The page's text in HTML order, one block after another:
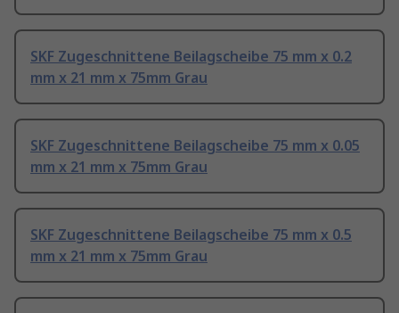
SKF Zugeschnittene Beilagscheibe 75 mm x 0.2
mm x 21 mm x 75mm Grau
SKF Zugeschnittene Beilagscheibe 75 mm x 0.05
mm x 21 mm x 75mm Grau
SKF Zugeschnittene Beilagscheibe 75 mm x 0.5
mm x 21 mm x 75mm Grau